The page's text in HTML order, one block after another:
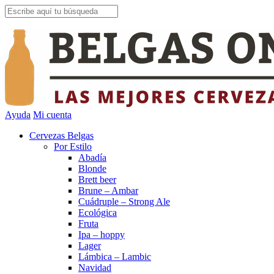
Ayuda Mi cuenta
Cervezas Belgas
Por Estilo
Abadía
Blonde
Brett beer
Brune – Ambar
Cuádruple – Strong Ale
Ecológica
Fruta
Ipa – hoppy
Lager
Lámbica – Lambic
Navidad